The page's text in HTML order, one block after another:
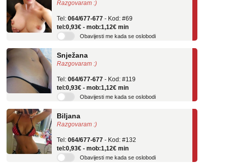
tel:0,93€ - mob:1,12€ min
Obavijesti me kada se oslobodi
Razgovaram :)
tel:0,93€ - mob:1,12€ min
Obavijesti me kada se oslobodi
Razgovaram :)
tel:0,93€ - mob:1,12€ min
Obavijesti me kada se oslobodi